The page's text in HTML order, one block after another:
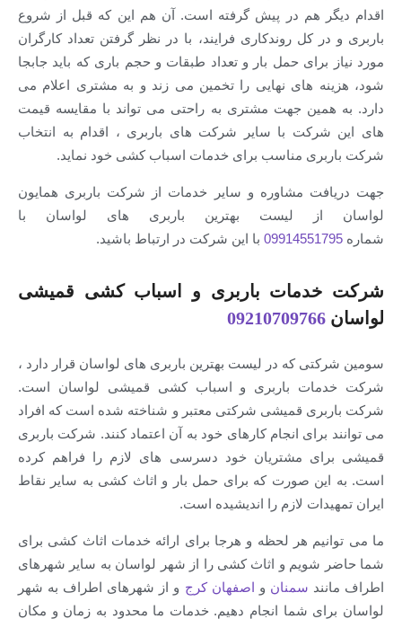
هم در پیش گرفته است. آن هم این که قبل از شروع
کل روندکاری فرایند، با در نظر گرفتن تعداد کارگران
حمل بار و تعداد طبقات و حجم باری که باید جابجا
های نهایی را تخمین می زند و به مشتری اعلام می
جهت مشتری به راحتی می تواند با مقایسه قیمت
با سایر شرکت های باربری ، اقدام به انتخاب
مناسب برای خدمات اسباب کشی خود نماید.
مشاوره و سایر خدمات از شرکت باربری همایون
از لیست بهترین باربری های لواسان با
با این شرکت در ارتباط باشید.
باربری و اسباب کشی قمیشی
09210709766
که در لیست بهترین باربری های لواسان قرار دارد ،
باربری و اسباب کشی قمیشی لواسان است.
قمیشی شرکتی معتبر و شناخته شده است که افراد
انجام کارهای خود به آن اعتماد کنند. شرکت باربری
مشتریان خود دسرسی های لازم را فراهم کرده
صورت که برای حمل بار و اثاث کشی به سایر نقاط
لازم را اندیشیده است.
هر لحظه و هرجا برای ارائه خدمات اثاث کشی برای
و اثاث کشی را از شهر لواسان به سایر شهرهای
سمنان واصفهانکرج و از شهرهای اطراف به شهر
شما انجام دهیم. خدمات ما محدود به زمان و مکان